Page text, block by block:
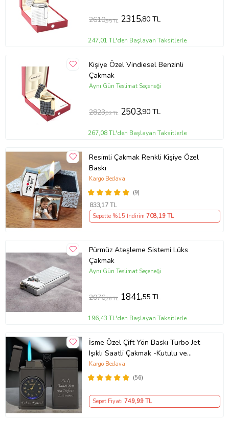
2610,95 TL 2315,80 TL
247,01 TL'den Başlayan Taksitlerle
Kişiye Özel Vindiesel Benzinli
Çakmak
Aynı Gün Teslimat Seçeneği
2823,02 TL 2503,90 TL
267,08 TL'den Başlayan Taksitlerle
Resimli Çakmak Renkli Kişiye Özel
Baskı
(9)
Kargo Bedava
833,17 TL
Sepette %15 İndirim 708,19 TL
Pürmüz Ateşleme Sistemi Lüks
Çakmak
Aynı Gün Teslimat Seçeneği
2076,26 TL 1841,55 TL
196,43 TL'den Başlayan Taksitlerle
İsme Özel Çift Yön Baskı Turbo Jet
Işıklı Saatli Çakmak -Kutulu ve
Hediye Paketinde (Füme)
(56)
Kargo Bedava
Sepet Fiyatı 749,99 TL